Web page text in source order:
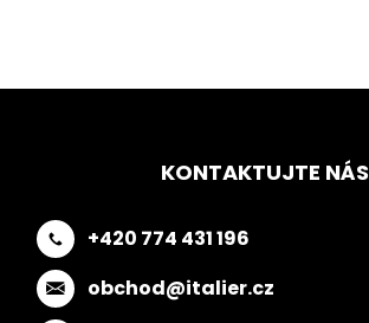
KONTAKTUJTE NÁS
+420 774 431 196
obchod@italier.cz